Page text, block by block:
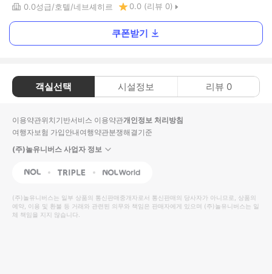
0.0성급 호텔 네브셰히르 0.0 (리뷰 0)
쿠폰받기
객실선택 시설정보 리뷰 0
이용약관위치기반서비스 이용약관개인정보 처리방침
여행자보험 가입안내여행약관분쟁해결기준
(주)놀유니버스 사업자 정보
NOL Triple Interpark Global
(주)놀유니버스는 일부 상품의 통신판매중개자로서 통신판매의 당사자가 아니므로, 상품의
예약, 이용 및 환불 등 거래와 관련된 의무와 책임은 판매자에게 있으며 (주)놀유니버스는 일
체 책임을 지지 않습니다.